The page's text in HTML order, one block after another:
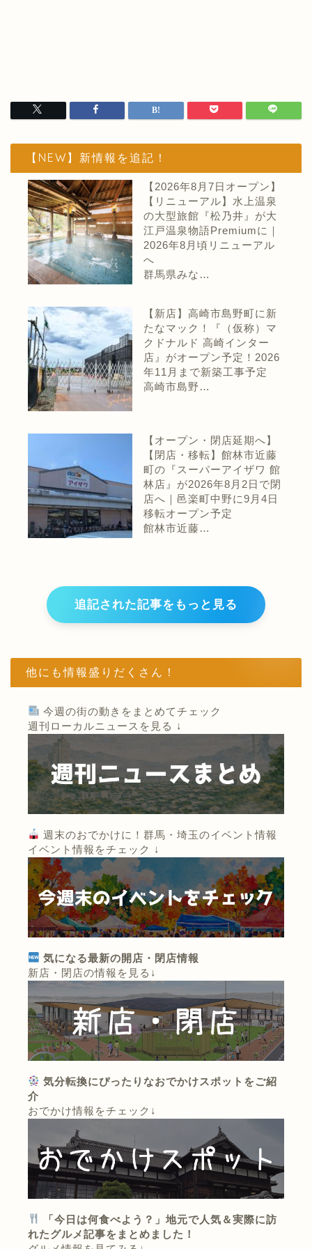
【NEW】新情報を追記！
【2026年8月7日オープン】
【リニューアル】水上温泉
の大型旅館『松乃井』が大
江戸温泉物語Premiumに｜
2026年8月頃リニューアル
へ
群馬県みな…
【新店】高崎市島野町に新
たなマック！『（仮称）マ
クドナルド 高崎インター
店』がオープン予定！2026
年11月まで新築工事予定
高崎市島野…
【オープン・閉店延期へ】
【閉店・移転】館林市近藤
町の『スーパーアイザワ 館
林店』が2026年8月2日で閉
店へ｜邑楽町中野に9月4日
移転オープン予定
館林市近藤…
追記された記事をもっと見る
他にも情報盛りだくさん！
今週の街の動きをまとめてチェック
週刊ローカルニュースを見る ↓
週末のおでかけに！群馬・埼玉のイベント情報
イベント情報をチェック ↓
気になる最新の開店・閉店情報
新店・閉店の情報を見る↓
気分転換にぴったりなおでかけスポットをご紹
介
おでかけ情報をチェック↓
「今日は何食べよう？」地元で人気＆実際に訪
れたグルメ記事をまとめました！